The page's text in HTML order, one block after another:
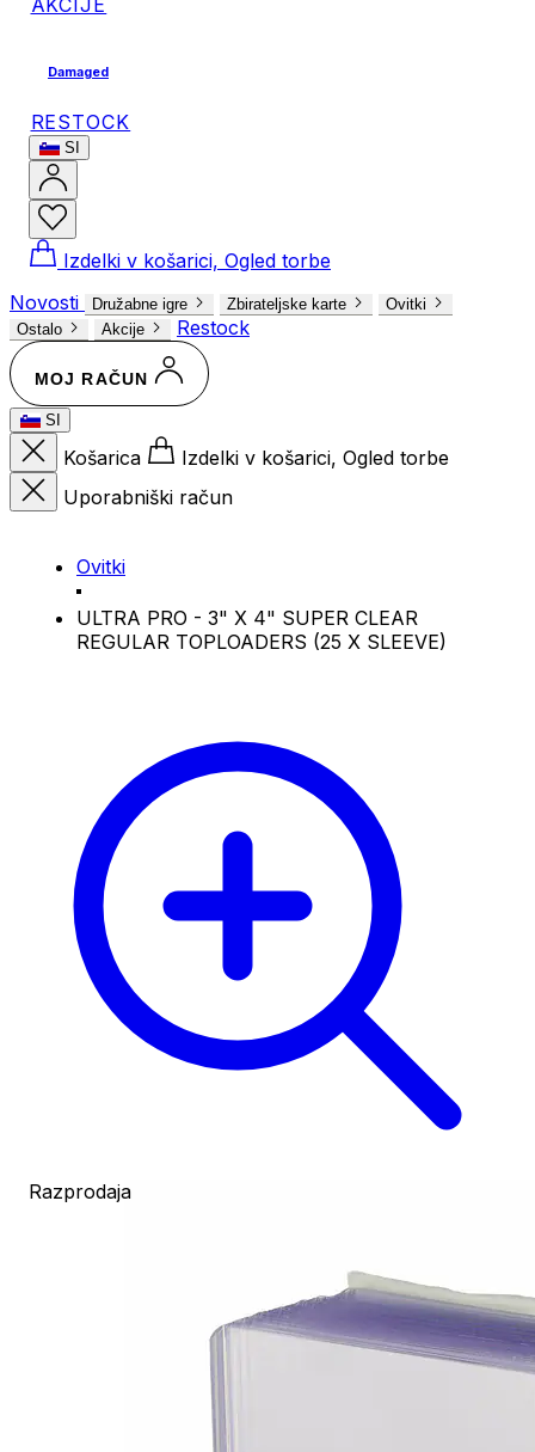
Damaged
RESTOCK
SI
Izdelki v košarici, Ogled torbe
Novosti
Družabne igre Zbirateljske karte
Ovitki
Ostalo
Akcije Restock
MOJ RAČUN
SI
Košarica
Izdelki v košarici, Ogled torbe
Uporabniški račun
Ovitki
ULTRA PRO - 3" X 4" SUPER CLEAR
REGULAR TOPLOADERS (25 X SLEEVE)
Razprodaja